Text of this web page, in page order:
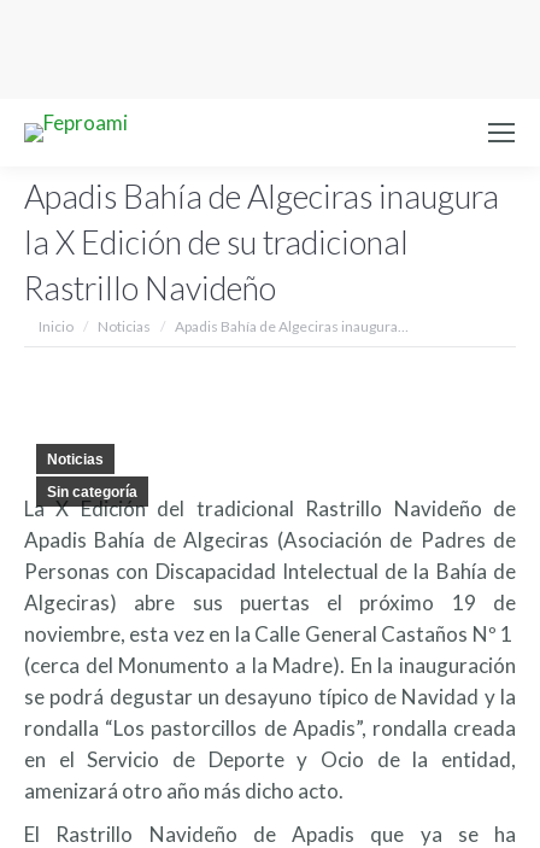
Apadis Bahía de Algeciras inaugura
la X Edición de su tradicional
Rastrillo Navideño
Estás aquí:
Inicio Noticias Apadis Bahía de Algeciras inaugura…
Noticias
Sin categoría
La X Edición del tradicional Rastrillo Navideño de
Apadis Bahía de Algeciras (Asociación de Padres de
Personas con Discapacidad Intelectual de la Bahía de
Algeciras) abre sus puertas el próximo 19 de
noviembre, esta vez en la Calle General Castaños Nº 1
(cerca del Monumento a la Madre). En la inauguración
se podrá degustar un desayuno típico de Navidad y la
rondalla “Los pastorcillos de Apadis”, rondalla creada
en el Servicio de Deporte y Ocio de la entidad,
amenizará otro año más dicho acto.
El Rastrillo Navideño de Apadis que ya se ha